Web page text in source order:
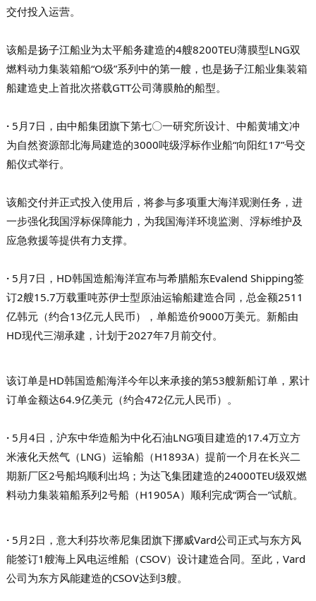
交付投入运营。
该船是扬子江船业为太平船务建造的4艘8200TEU薄膜型LNG双
燃料动力集装箱船“O级”系列中的第一艘，也是扬子江船业集装箱
船建造史上首批次搭载GTT公司薄膜舱的船型。
· 5月7日，由中船集团旗下第七〇一研究所设计、中船黄埔文冲
为自然资源部北海局建造的3000吨级浮标作业船“向阳红17”号交
船仪式举行。
该船交付并正式投入使用后，将参与多项重大海洋观测任务，进
一步强化我国浮标保障能力，为我国海洋环境监测、浮标维护及
应急救援等提供有力支撑。
· 5月7日，HD韩国造船海洋宣布与希腊船东Evalend Shipping签
订2艘15.7万载重吨苏伊士型原油运输船建造合同，总金额2511
亿韩元（约合13亿元人民币），单船造价9000万美元。新船由
HD现代三湖承建，计划于2027年7月前交付。
该订单是HD韩国造船海洋今年以来承接的第53艘新船订单，累计
订单金额达64.9亿美元（约合472亿元人民币）。
· 5月4日，沪东中华造船为中化石油LNG项目建造的17.4万立方
米液化天然气（LNG）运输船（H1893A）提前一个月在长兴二
期新厂区2号船坞顺利出坞；为达飞集团建造的24000TEU级双燃
料动力集装箱船系列2号船（H1905A）顺利完成“两合一”试航。
· 5月2日，意大利芬坎蒂尼集团旗下挪威Vard公司正式与东方风
能签订1艘海上风电运维船（CSOV）设计建造合同。至此，Vard
公司为东方风能建造的CSOV达到3艘。